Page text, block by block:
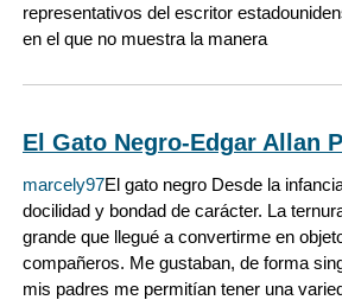
representativos del escritor
en el que no muestra la manera
El Gato Negro-Edgar Allan
marcely97El gato negro Desde la
docilidad y bondad de carácter. La
grande que llegué a convertirme en
compañeros. Me gustaban, de forma
mis padres me permitían tener una